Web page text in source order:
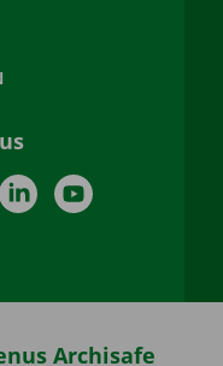
LinkedInYouTube
Archisafe